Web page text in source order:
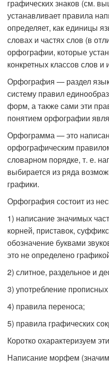
графических знаков (см.
устанавливает правила
определяет, как единицы
словах и частях слов (в
орфографии, которые
конкретных классов слов и
Орфография — раздел
систему правил
форм, а также сами эти
понятием орфографии
Орфограмма — это
орфографическим
словарном порядке, т. е.
выбирается из ряда
графики.
Орфография состоит из
1) написание значимых
корней, приставок,
обозначение буквами
это не определено
2) слитное, раздельное и
3) употребление
4) правила переноса;
5) правила графических
Коротко охарактеризуем
Написание морфем